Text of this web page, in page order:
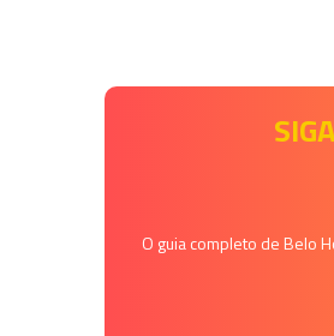
O guia completo de Belo